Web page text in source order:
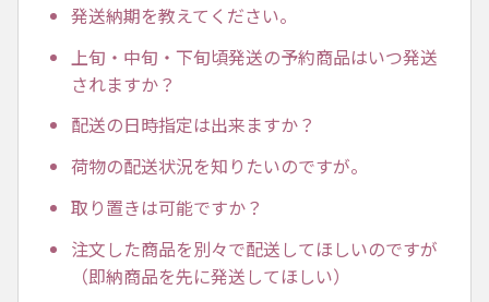
発送納期を教えてください。
上旬・中旬・下旬頃発送の予約商品はいつ発送
されますか？
配送の日時指定は出来ますか？
荷物の配送状況を知りたいのですが。
取り置きは可能ですか？
注文した商品を別々で配送してほしいのですが
（即納商品を先に発送してほしい）